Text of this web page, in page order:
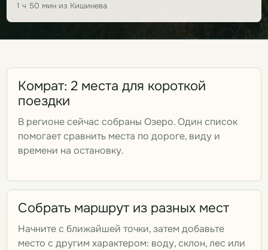
1 ч 50 мин из Кишинева
Комрат: 2 места для короткой
поездки
В регионе сейчас собраны Озеро. Один список
помогает сравнить места по дороге, виду и
времени на остановку.
Собрать маршрут из разных мест
Начните с ближайшей точки, затем добавьте
место с другим характером: воду, склон, лес или